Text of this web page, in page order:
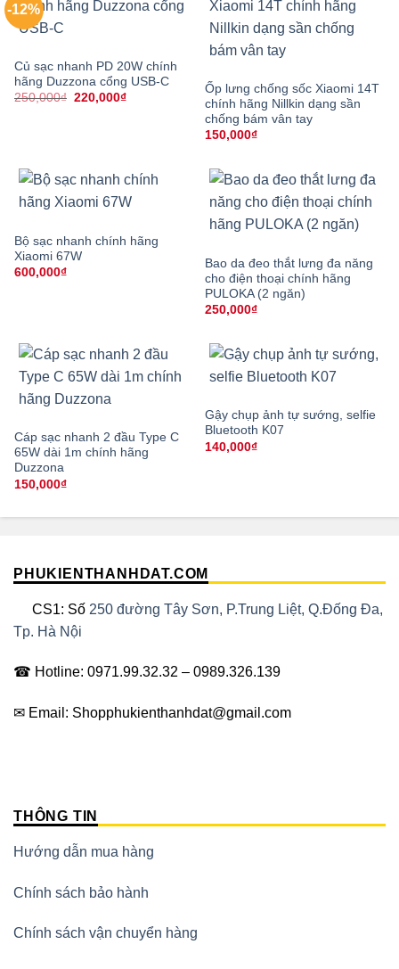
-12%
Củ sạc nhanh PD 20W chính
hãng Duzzona cổng USB-C
250,000₫ Giá
220,000₫Giá
Ốp lưng chống sốc Xiaomi 14T
chính hãng Nillkin dạng sần
chống bám vân tay
150,000₫
Bộ sạc nhanh chính hãng
Xiaomi 67W
600,000₫
Bao da đeo thắt lưng đa năng
cho điện thoại chính hãng
PULOKA (2 ngăn)
250,000₫
Cáp sạc nhanh 2 đầu Type C
65W dài 1m chính hãng
Duzzona
150,000₫
Gậy chụp ảnh tự sướng, selfie
Bluetooth K07
140,000₫
PHUKIENTHANHDAT.COM
CS1: Số 250 đường Tây Sơn, P.Trung Liệt, Q.Đống Đa,
Tp. Hà Nội
☎ Hotline: 0971.99.32.32 – 0989.326.139
✉ Email: Shopphukienthanhdat@gmail.com
THÔNG TIN
Hướng dẫn mua hàng
Chính sách bảo hành
Chính sách vận chuyển hàng